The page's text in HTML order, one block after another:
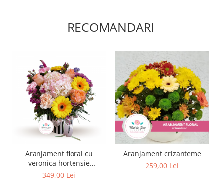
RECOMANDARI
Aranjament floral cu
veronica hortensie
minigerbera trandafir
349,00 Lei
Aranjament crizanteme
259,00 Lei